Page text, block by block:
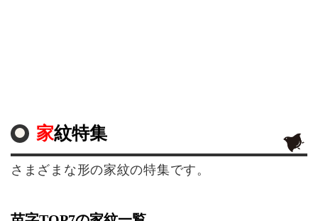
家紋特集
さまざまな形の家紋の特集です。